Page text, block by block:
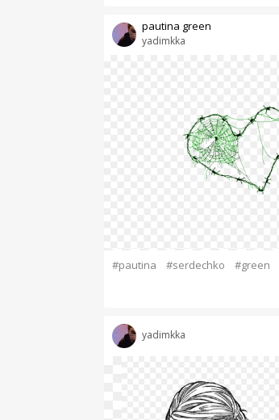
yadimkka
pautina green
#pautina #serdechko #green
yadimkka